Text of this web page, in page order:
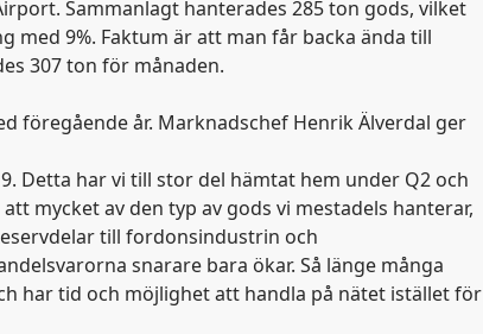
Sammanlagt hanterades 285 ton gods, vilket
med 9%. Faktum är att man får backa ända till
307 ton för månaden.
föregående år. Marknadschef Henrik Älverdal ger
Detta har vi till stor del hämtat hem under Q2 och
mycket av den typ av gods vi mestadels hanterar,
till fordonsindustrin och
snarare bara ökar. Så länge många
har tid och möjlighet att handla på nätet istället för